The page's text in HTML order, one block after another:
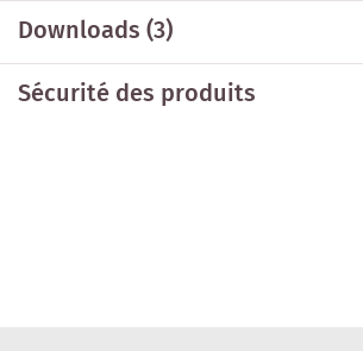
Downloads (3)
Sécurité des produits